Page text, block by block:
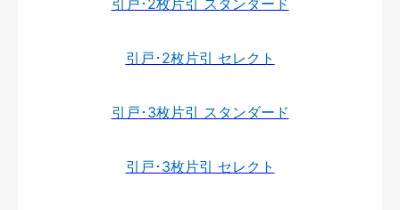
引戸･2枚片引 セレクト
引戸･3枚片引 スタンダード
引戸･3枚片引 セレクト